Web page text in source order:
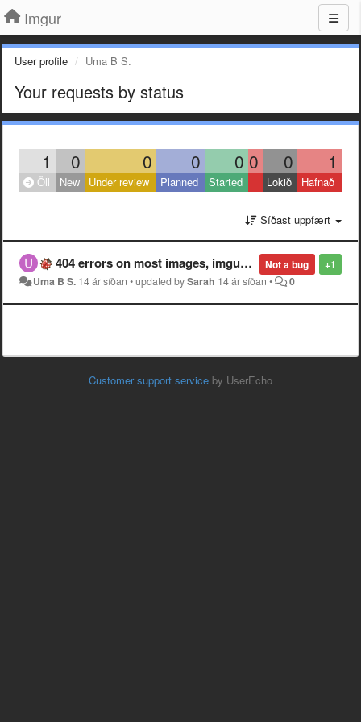
Imgur
User profile Uma B S.
Your requests by status
1 0 0 0 0 0 0 1
Öll New Under review Planned Started Lokið Hafnað
Síðast uppfært
+1
Not a bug
404 errors on most images, imgur homepage gone??
Uma B S. 14 ár síðan •updated bySarah 14 ár síðan • 0
Customer support service by UserEcho